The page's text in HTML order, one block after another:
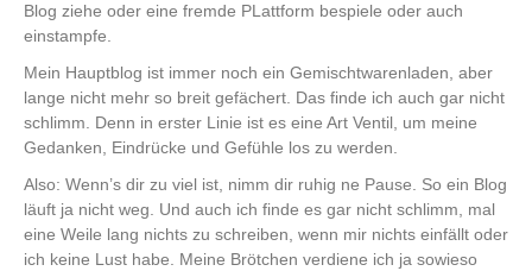
Blog ziehe oder eine fremde PLattform bespiele oder auch
einstampfe.
Mein Hauptblog ist immer noch ein Gemischtwarenladen, aber
lange nicht mehr so breit gefächert. Das finde ich auch gar nicht
schlimm. Denn in erster Linie ist es eine Art Ventil, um meine
Gedanken, Eindrücke und Gefühle los zu werden.
Also: Wenn’s dir zu viel ist, nimm dir ruhig ne Pause. So ein Blog
läuft ja nicht weg. Und auch ich finde es gar nicht schlimm, mal
eine Weile lang nichts zu schreiben, wenn mir nichts einfällt oder
ich keine Lust habe. Meine Brötchen verdiene ich ja sowieso